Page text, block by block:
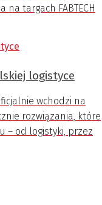
targach FABTECH
logistyce
wchodzi na
rozwiązania, które
– od logistyki, przez